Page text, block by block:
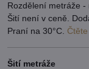
Rozdělení metráže
Šití není v ceně.
Praní na 30°C.
Šití metráže